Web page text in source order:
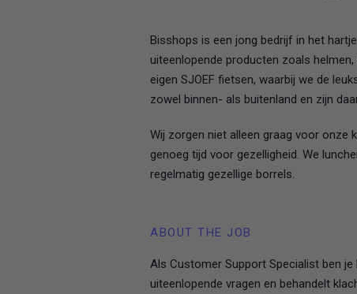
Bisshops is een jong bedrijf in het
uiteenlopende producten zoals
eigen SJOEF fietsen, waarbij we de
zowel binnen- als buitenland en zijn
Wij zorgen niet alleen graag voor onze
genoeg tijd voor gezelligheid. We
regelmatig gezellige borrels.
ABOUT THE JOB
Als Customer Support Specialist ben
uiteenlopende vragen en behandelt